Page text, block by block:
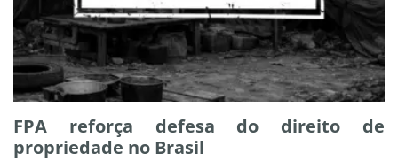
FPA reforça defesa do direito de
propriedade no Brasil